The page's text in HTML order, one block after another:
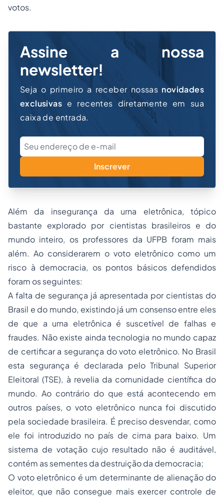
votos.
Assine a nossa
newsletter!
Seja o primeiro a receber nossas novidades
exclusivas e recentes diretamente em sua
caixa de entrada.
Inscrever
Além da insegurança da urna eletrônica, tópico
bastante explorado por cientistas brasileiros e do
mundo inteiro, os professores da UFPB foram mais
além. Ao considerarem o voto eletrônico como um
risco à democracia, os pontos básicos defendidos
foram os seguintes:
A falta de segurança já apresentada por cientistas do
Brasil e do mundo, existindo já um consenso entre eles
de que a urna eletrônica é suscetível de falhas e
fraudes. Não existe ainda tecnologia no mundo capaz
de certificar a segurança do voto eletrônico. No Brasil
esta segurança é declarada pelo Tribunal Superior
Eleitoral (TSE), à revelia da comunidade científica do
mundo. Ao contrário do que está acontecendo em
outros países, o voto eletrônico nunca foi discutido
pela sociedade brasileira. É preciso desvendar, como
ele foi introduzido no país de cima para baixo. Um
sistema de votação cujo resultado não é auditável,
contém as sementes da destruição da democracia;
O voto eletrônico é um determinante de alienação do
eleitor, que não consegue mais exercer controle de